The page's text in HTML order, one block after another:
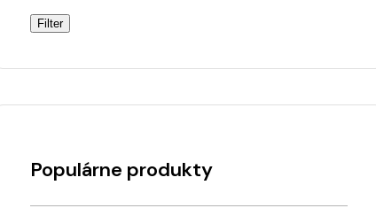
Filter
Populárne produkty